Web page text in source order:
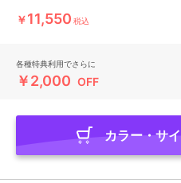
￥11,550 税込
各種特典利用でさらに
￥2,000 OFF
カラー・サ